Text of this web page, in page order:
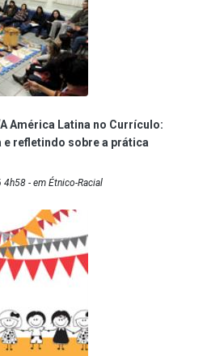
América Latina no Currículo:
e refletindo sobre a prática
- em Étnico-Racial